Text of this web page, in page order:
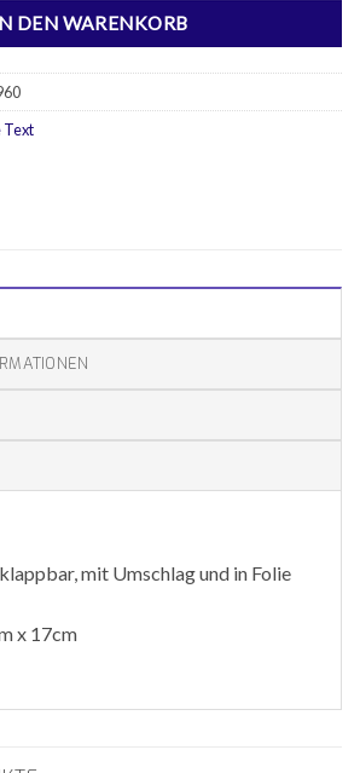
DEN WARENKORB
Text
mit Umschlag und in Folie
x 17cm